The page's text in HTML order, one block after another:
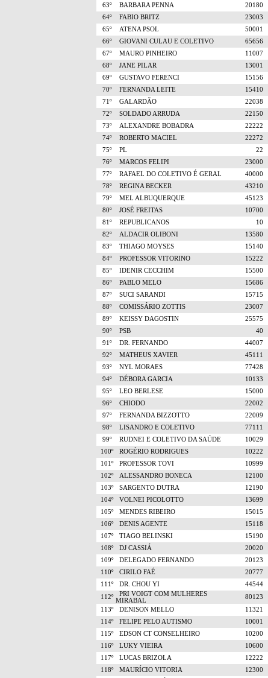
63º
BARBARA PENNA 20180
64º
FABIO BRITZ 23003
65º
ATENA PSOL 50001
66º
GIOVANI CULAU E COLETIVO 65656
67º
MAURO PINHEIRO 11007
68º
JANE PILAR 13001
69º
GUSTAVO FERENCI 15156
70º
FERNANDA LEITE 15410
71º
GALARDÃO 22038
72º
SOLDADO ARRUDA 22150
73º
ALEXANDRE BOBADRA 22222
74º
ROBERTO MACIEL 22272
75º
PL 22
76º
MARCOS FELIPI 23000
77º
RAFAEL DO COLETIVO É GERAL 40000
78º
REGINA BECKER 43210
79º
MEL ALBUQUERQUE 45123
80º
JOSÉ FREITAS 10700
81º
REPUBLICANOS 10
82º
ALDACIR OLIBONI 13580
83º
THIAGO MOYSES 15140
84º
PROFESSOR VITORINO 15222
85º
IDENIR CECCHIM 15500
86º
PABLO MELO 15686
87º
SUCI SARANDI 15715
88º
COMISSÁRIO ZOTTIS 23007
89º
KEISSY DAGOSTIN 25575
90º
PSB 40
91º
DR. FERNANDO 44007
92º
MATHEUS XAVIER 45111
93º
NYL MORAES 77428
94º
DÉBORA GARCIA 10133
95º
LEO BERLESE 15000
96º
CHIODO 22002
97º
FERNANDA BIZZOTTO 22009
98º
LISANDRO E COLETIVO 77111
99º
RUDNEI E COLETIVO DA SAÚDE 10029
100º
ROGÉRIO RODRIGUES 10222
101º
PROFESSOR TOVI 10999
102º
ALESSANDRO BONECA 12100
103º
SARGENTO DUTRA 12190
104º
VOLNEI PICOLOTTO 13699
105º
MENDES RIBEIRO 15015
106º
DENIS AGENTE 15118
107º
TIAGO BELINSKI 15190
108º
DJ CASSIÁ 20020
109º
DELEGADO FERNANDO 20123
110º
CIRILO FAÉ 20777
111º
DR. CHOU YI 44544
112º
PRI VOIGT COM MULHERES
MIRABAL
80123
113º
DENISON MELLO 11321
114º
FELIPE PELO AUTISMO 10001
115º
EDSON CT CONSELHEIRO 10200
116º
LUKY VIEIRA 10600
117º
LUCAS BRIZOLA 12222
118º
MAURÍCIO VITORIA 12300